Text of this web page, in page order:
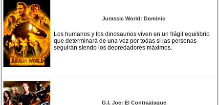
Jurassic World: Dominio
Los humanos y los dinosaurios viven en un frágil equilibrio
que determinará de una vez por todas si las personas
seguirán siendo los depredadores máximos.
G.I. Joe: El Contraataque